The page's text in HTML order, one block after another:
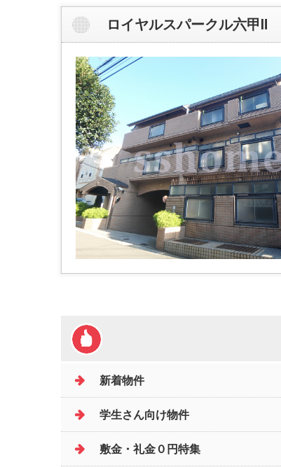
ロイヤルスパークル六甲Ⅱ
新着物件
学生さん向け物件
敷金・礼金０円特集